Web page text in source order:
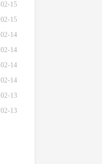
02-15
02-15
02-14
02-14
02-14
02-14
02-13
02-13